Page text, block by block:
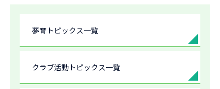
夢育トピックス一覧
クラブ活動トピックス一覧